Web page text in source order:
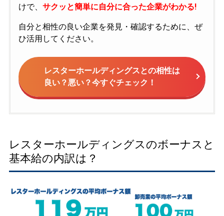
けで、 サクッと簡単に自分に合った企業がわかる!
自分と相性の良い企業を発見・確認するために、ぜ
ひ活用してください。
レスターホールディングスとの相性は
良い？悪い？今すぐチェック！
レスターホールディングスのボーナスと
基本給の内訳は？